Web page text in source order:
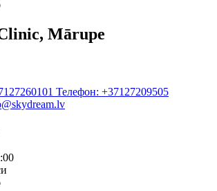
Mārupe
Телефон: +37127209505